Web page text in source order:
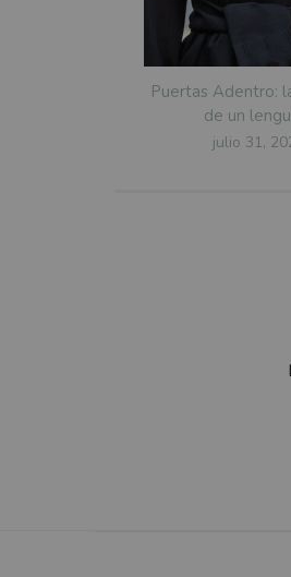
Puertas Adentro:
de un
Posted
julio 31,